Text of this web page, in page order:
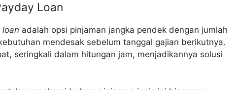
Loan
loan adalah opsi pinjaman jangka pendek dengan jumlah
mendesak sebelum tanggal gajian berikutnya.
seringkali dalam hitungan jam, menjadikannya solusi